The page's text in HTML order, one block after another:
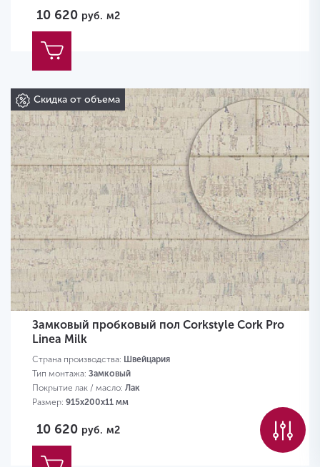
10 620 руб. м2
Скидка от объема
Замковый пробковый пол Corkstyle Cork Pro
Linea Milk
Страна производства: Швейцария
Тип монтажа: Замковый
Покрытие лак / масло: Лак
Размер: 915х200х11 мм
10 620 руб. м2